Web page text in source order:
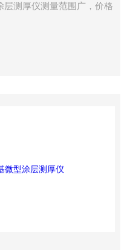
层测厚仪测量范围广，价格